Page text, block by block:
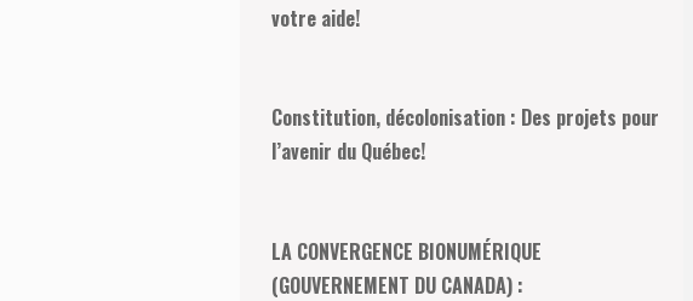
votre aide!
Constitution, décolonisation : Des projets pour
l’avenir du Québec!
LA CONVERGENCE BIONUMÉRIQUE
(GOUVERNEMENT DU CANADA) :